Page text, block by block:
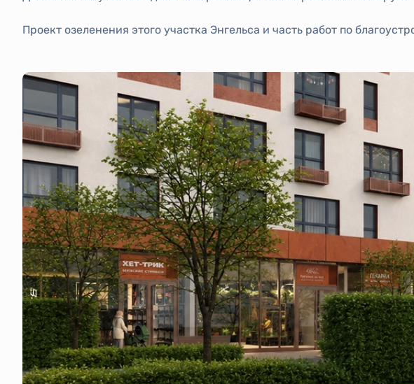
Проект озеленения этого участка Энгельса и часть работ по